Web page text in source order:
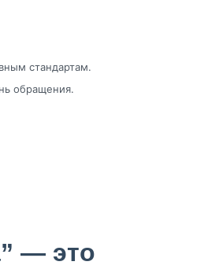
стандартам.
обращения.
— это